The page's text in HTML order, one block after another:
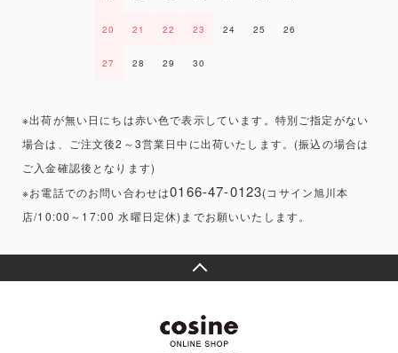
20 21 22 23 24 25 26
27 28 29 30
※出荷が無い日にちは赤い色で表示しています。特別ご指定がない
場合は、ご注文後2～3営業日中に出荷いたします。(振込の場合は
ご入金確認後となります)
※お電話でのお問い合わせは0166-47-0123(コサイン旭川本
店/10:00～17:00 水曜日定休)までお願いいたします。